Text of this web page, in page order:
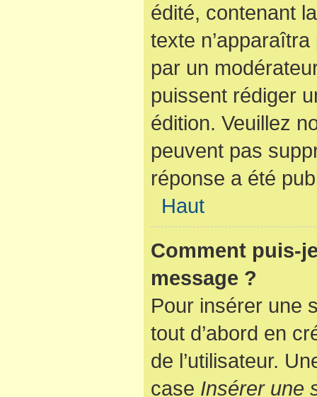
édité, contenant
texte n’apparaîtra
par un
puissent rédiger
édition. Veuillez
peuvent pas
réponse a été
Haut
Comment puis-
message ?
Pour insérer une
tout d’abord en
de l’utilisateur.
case Insérer une